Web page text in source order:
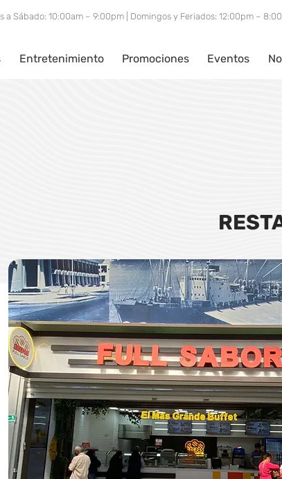
Entretenimiento Promociones Eventos
a Sábado: 10:00am – 9:00pm | Domingos y Feriados: 12:00pm –